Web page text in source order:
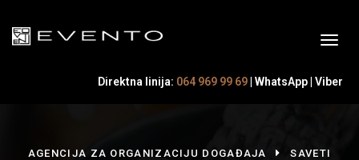
Direktna linija: 064 969 99 69 WhatsApp Viber
AGENCIJA ZA ORGANIZACIJU DOGAĐAJA
SAVETI